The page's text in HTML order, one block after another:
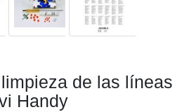
de las líneas
Handy